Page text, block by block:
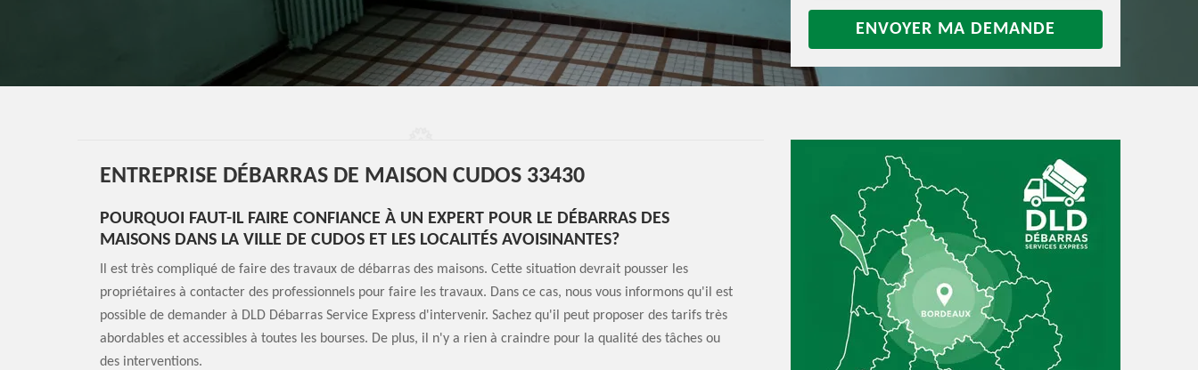
ENTREPRISE DÉBARRAS DE MAISON CUDOS 33430
POURQUOI FAUT-IL FAIRE CONFIANCE À UN EXPERT POUR LE DÉBARRAS DES
MAISONS DANS LA VILLE DE CUDOS ET LES LOCALITÉS AVOISINANTES?
Il est très compliqué de faire des travaux de débarras des maisons. Cette situation devrait pousser les
propriétaires à contacter des professionnels pour faire les travaux. Dans ce cas, nous vous informons qu'il est
possible de demander à DLD Débarras Service Express d'intervenir. Sachez qu'il peut proposer des tarifs très
abordables et accessibles à toutes les bourses. De plus, il n'y a rien à craindre pour la qualité des tâches ou
des interventions.